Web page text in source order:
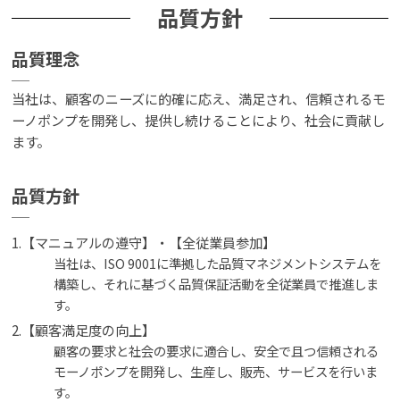
品質方針
品質理念
当社は、顧客のニーズに的確に応え、満足され、信頼されるモ
ーノポンプを開発し、提供し続けることにより、社会に貢献し
ます。
品質方針
1.【マニュアルの遵守】・【全従業員参加】
当社は、ISO 9001に準拠した品質マネジメントシステムを
構築し、それに基づく品質保証活動を全従業員で推進しま
す。
2.【顧客満足度の向上】
顧客の要求と社会の要求に適合し、安全で且つ信頼される
モーノポンプを開発し、生産し、販売、サービスを行いま
す。